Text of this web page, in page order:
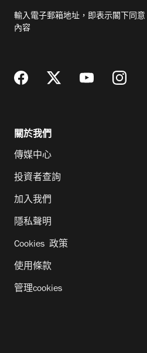
郵
輸入電子郵箱地址，即表示閣下同意
內容
關於我們
傳媒中心
投資者查詢
加入我們
隱私聲明
Cookies 政策
使用條款
管理cookies